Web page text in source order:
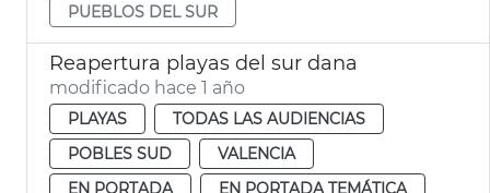
PUEBLOS DEL SUR
Reapertura playas del sur dana
modificado hace 1 año
PLAYAS
TODAS LAS AUDIENCIAS
POBLES SUD
VALENCIA
EN PORTADA
EN PORTADA TEMÁTICA